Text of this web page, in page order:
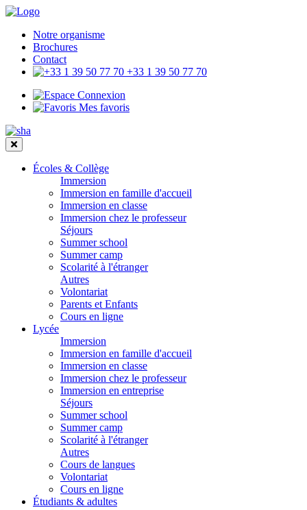
Notre organisme
Brochures
Contact
+33 1 39 50 77 70
Connexion
Mes favoris
Écoles & Collège
Immersion
Immersion en famille d'accueil
Immersion en classe
Immersion chez le professeur
Séjours
Summer school
Summer camp
Scolarité à l'étranger
Autres
Volontariat
Parents et Enfants
Cours en ligne
Lycée
Immersion
Immersion en famille d'accueil
Immersion en classe
Immersion chez le professeur
Immersion en entreprise
Séjours
Summer school
Summer camp
Scolarité à l'étranger
Autres
Cours de langues
Volontariat
Cours en ligne
Étudiants & adultes